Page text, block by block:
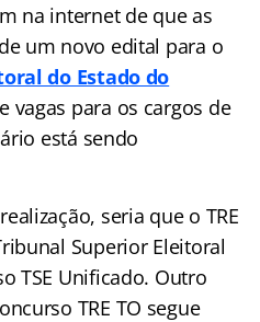
na internet de que as
um novo edital para o
do Estado do
vagas para os cargos de
está sendo
seria que o TRE
Superior Eleitoral
TSE Unificado. Outro
TRE TO segue